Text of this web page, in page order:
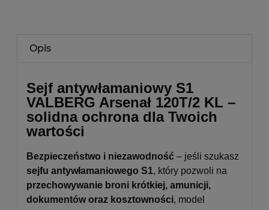
Opis
Sejf antywłamaniowy S1
VALBERG Arsenał 120T/2 KL –
solidna ochrona dla Twoich
wartości
Bezpieczeństwo i niezawodność – jeśli szukasz
sejfu antywłamaniowego S1, który pozwoli na
przechowywanie broni krótkiej, amunicji,
dokumentów oraz kosztowności, model